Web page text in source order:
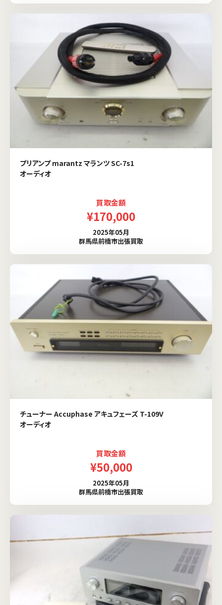
プリアンプ marantz マランツ SC-7s1
オーディオ
買取金額
¥170,000
2025年05月
群馬県前橋市出張買取
チューナー Accuphase アキュフェーズ T-109V
オーディオ
買取金額
¥50,000
2025年05月
群馬県前橋市出張買取